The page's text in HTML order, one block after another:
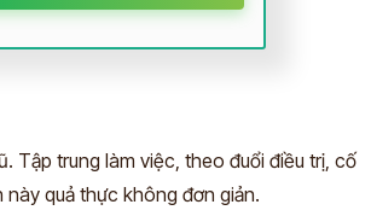
Tập trung làm việc, theo đuổi điều trị, cố
này quả thực không đơn giản.